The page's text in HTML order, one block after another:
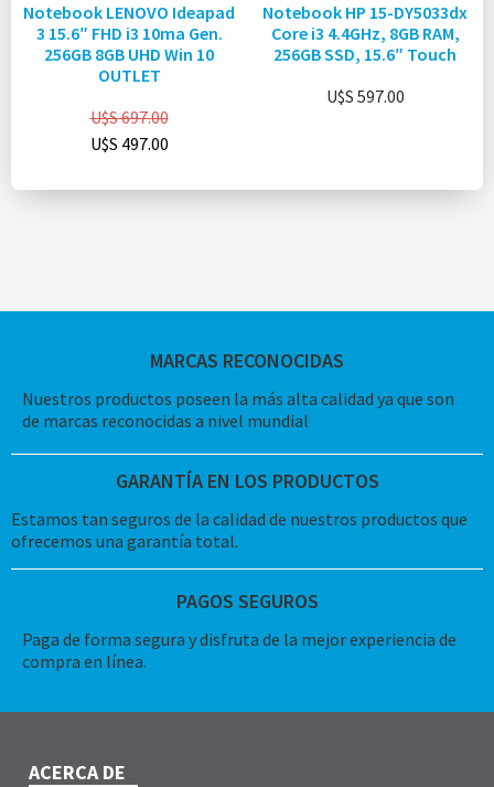
Notebook LENOVO Ideapad
3 15.6″ FHD i3 10ma Gen.
256GB 8GB UHD Win 10
OUTLET
U$S697.00
U$S 497.00
Notebook HP 15-DY5033dx
Core i3 4.4GHz, 8GB RAM,
256GB SSD, 15.6″ Touch
U$S 597.00
MARCAS RECONOCIDAS
Nuestros productos poseen la más alta calidad ya que son
de marcas reconocidas a nivel mundial
GARANTÍA EN LOS PRODUCTOS
Estamos tan seguros de la calidad de nuestros productos que
ofrecemos una garantía total.
PAGOS SEGUROS
Paga de forma segura y disfruta de la mejor experiencia de
compra en línea.
ACERCA DE